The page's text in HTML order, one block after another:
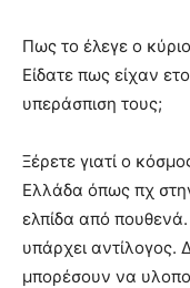
Πως το έλεγε ο
Είδατε πως είχαν
υπεράσπιση τους;
Ξέρετε γιατί ο
Ελλάδα όπως πχ
ελπίδα από
υπάρχει αντίλογος.
μπορέσουν να